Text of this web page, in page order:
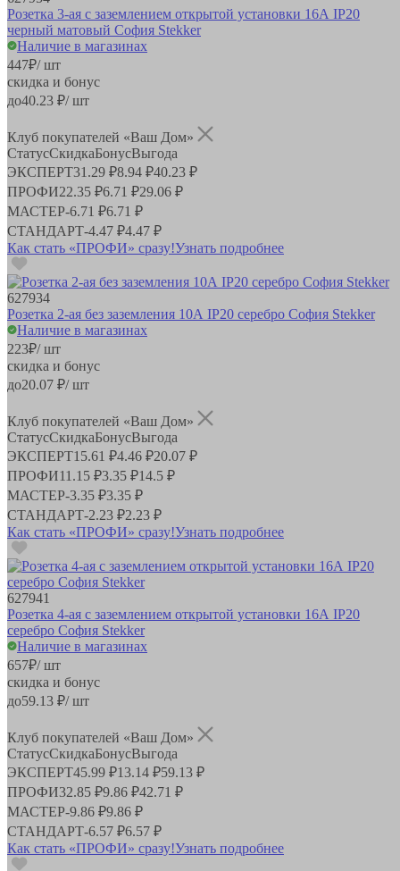
Розетка 3-ая с заземлением открытой установки 16А IP20
черный матовый София Stekker
Наличие в магазинах
447₽/ шт
скидка и бонус
до40.23 ₽/ шт
Клуб покупателей «Ваш Дом»
СтатусСкидкаБонусВыгода
ЭКСПЕРТ31.29 ₽8.94 ₽40.23 ₽
ПРОФИ22.35 ₽6.71 ₽29.06 ₽
МАСТЕР-6.71 ₽6.71 ₽
СТАНДАРТ-4.47 ₽4.47 ₽
Как стать «ПРОФИ» сразу!Узнать подробнее
627934
Розетка 2-ая без заземления 10А IP20 серебро София Stekker
Наличие в магазинах
223₽/ шт
скидка и бонус
до20.07 ₽/ шт
Клуб покупателей «Ваш Дом»
СтатусСкидкаБонусВыгода
ЭКСПЕРТ15.61 ₽4.46 ₽20.07 ₽
ПРОФИ11.15 ₽3.35 ₽14.5 ₽
МАСТЕР-3.35 ₽3.35 ₽
СТАНДАРТ-2.23 ₽2.23 ₽
Как стать «ПРОФИ» сразу!Узнать подробнее
627941
Розетка 4-ая с заземлением открытой установки 16А IP20
серебро София Stekker
Наличие в магазинах
657₽/ шт
скидка и бонус
до59.13 ₽/ шт
Клуб покупателей «Ваш Дом»
СтатусСкидкаБонусВыгода
ЭКСПЕРТ45.99 ₽13.14 ₽59.13 ₽
ПРОФИ32.85 ₽9.86 ₽42.71 ₽
МАСТЕР-9.86 ₽9.86 ₽
СТАНДАРТ-6.57 ₽6.57 ₽
Как стать «ПРОФИ» сразу!Узнать подробнее